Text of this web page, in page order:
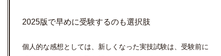
2025版で早めに受験するのも選択肢
個人的な感想としては、新しくなった実技試験は、受験前に